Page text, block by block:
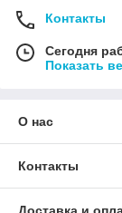
Контакты
Сегодня
Показать
О нас
Контакты